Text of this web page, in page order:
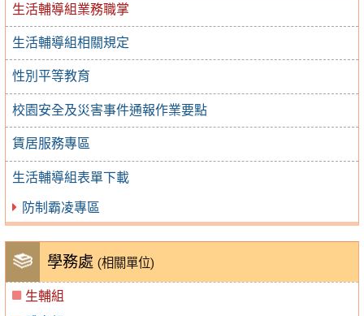
生活輔導組業務職掌
生活輔導組相關規定
性別平等教育
校園安全及災害事件通報作業要點
賃居服務專區
生活輔導組表單下載
防制霸凌專區
學務處 (相關單位)
生輔組